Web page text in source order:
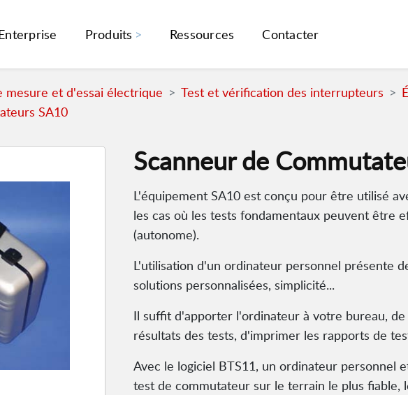
Produits Ressources Contacter
mesure et d'essai électrique Test et vérification des interrupteurs
SA10
Scanneur de
L'équipement SA10 est conçu pour être utilisé
les cas où les tests fondamentaux peuvent être
(autonome).
L'utilisation d'un ordinateur personnel présente
solutions personnalisées, simplicité...
Il suffit d'apporter l'ordinateur à votre bureau,
résultats des tests, d'imprimer les rapports de
Avec le logiciel BTS11, un ordinateur personnel
test de commutateur sur le terrain le plus fiable,